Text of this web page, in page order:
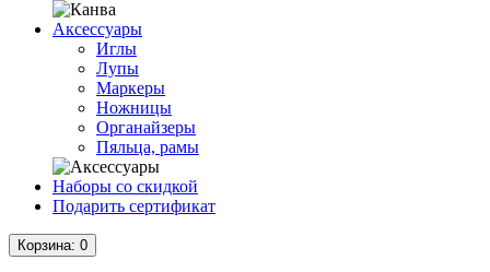
Аксессуары
Иглы
Лупы
Маркеры
Ножницы
Органайзеры
Пяльца, рамы
Наборы со скидкой
Подарить сертификат
Корзина: 0